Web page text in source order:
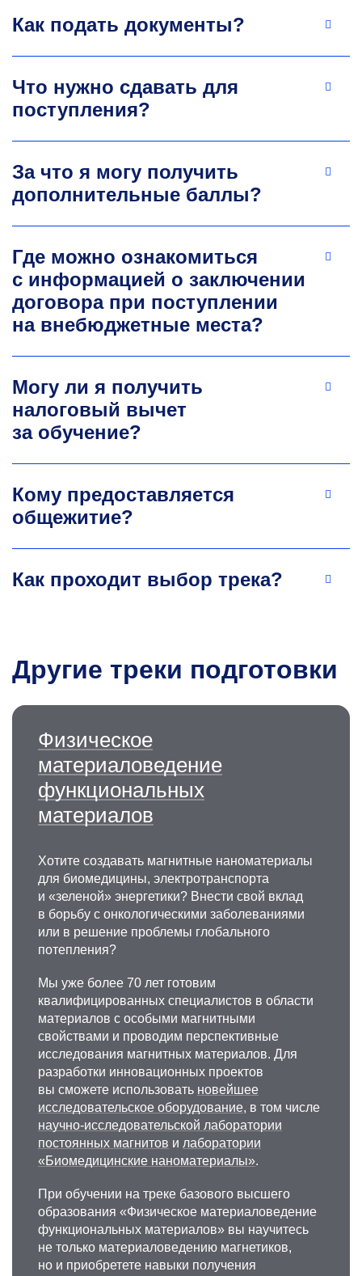
Дмитрий Геннадьевич Жуков
и металлургия»
Область научных интересов: формирование
магнитотвердых дисперсионнотвердеющих
+7 495 339-69-33
Dmitry.zhukov@misis.ru
К.т.н., доцент кафедры физического
материало­ведения
Область научных интересов: неравновесные
и структурные превращения, физико-
Алексей Сергеевич Лилеев
материаловедения НИТУ МИСИС,
действительный член РАЕН, заслуженный
деятель науки РФ
+7 495 339-69-33
Lileev@misis.ru
Георгий Владимирович
Максимов
Д.б.н., профессоркафедры физического
С 1975 года по настоящее время Максимов
Г.В. является сотрудником биологического
факультета МГУ имени Ломоносова. Вся
научная и педагогическая деятельность Г.В.
Как подать документы?
Что нужно сдавать для
поступления?
За что я могу получить
дополнительные баллы?
Где можно ознакомиться
с информацией о заключении
договора при поступлении
на внебюджетные места?
Могу ли я получить
налоговый вычет
за обучение?
Кому предоставляется
общежитие?
Как проходит выбор трека?
Другие треки подготовки
Физическое
материаловедение
функциональных
материалов
Хотите создавать магнитные наноматериалы
для биомедицины, электротранспорта
и «зеленой» энергетики? Внести свой вклад
в борьбу с онкологическими заболеваниями
или в решение проблемы глобального
потепления?
Мы уже более 70 лет готовим
квалифицированных специалистов в области
материалов с особыми магнитными
свойствами и проводим перспективные
исследования магнитных материалов. Для
разработки инновационных проектов
вы сможете использовать новейшее
исследовательское оборудование, в том числе
научно-исследовательской лаборатории
постоянных магнитов и лаборатории
«Биомедицинские наноматериалы».
При обучении на треке базового высшего
образования «Физическое материаловедение
функциональных материалов» вы научитесь
не только материаловедению магнетиков,
но и приобретете навыки получения